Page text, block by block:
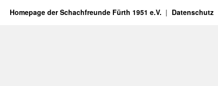
Homepage der Schachfreunde Fürth 1951 e.V. Datenschutz